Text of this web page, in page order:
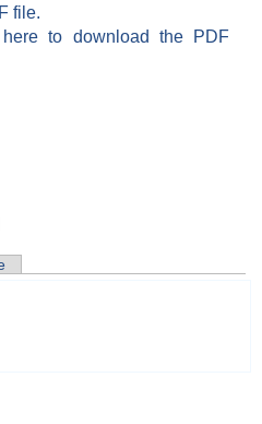
file.
to download the PDF